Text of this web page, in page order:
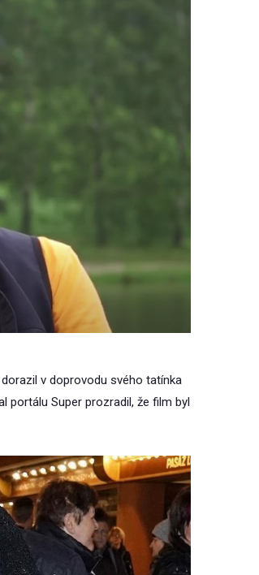
v doprovodu svého tatínka
portálu Super prozradil, že film byl